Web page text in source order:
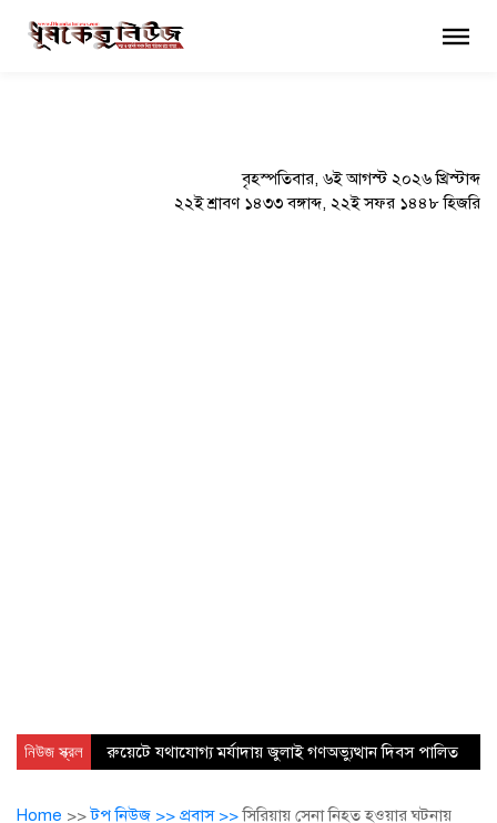
বৃহস্পতিবার, ৬ই আগস্ট ২০২৬ খ্রিস্টাব্দ
২২ই শ্রাবণ ১৪৩৩ বঙ্গাব্দ, ২২ই সফর ১৪৪৮ হিজরি
×
নিউজ স্ক্রল রুয়েটে যথাযোগ্য মর্যাদায় জুলাই গণঅভ্যুত্থান দিবস পালিত
Home >>টপ নিউজ >> প্রবাস >>সিরিয়ায় সেনা নিহত হওয়ার ঘটনায়